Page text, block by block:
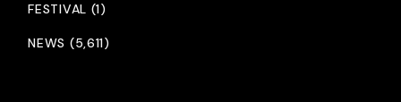
FESTIVAL (1)
NEWS (5,611)